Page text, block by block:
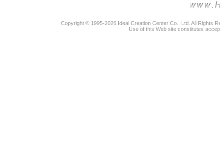
Copyright © 1995-2026 Ideal Creation Center Co., Ltd. All Rights
Use of this Web site constitutes